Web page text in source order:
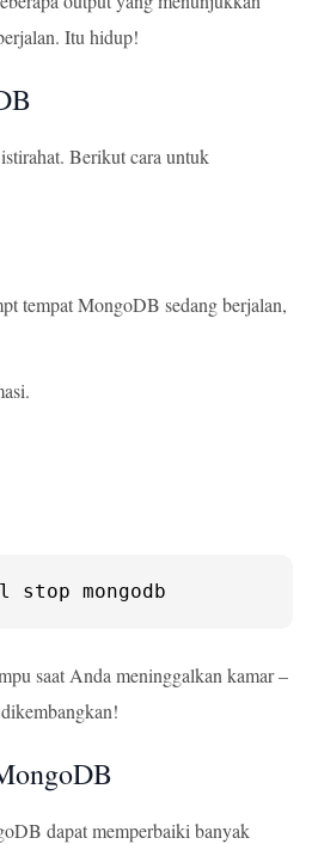
Itu hidup!
Berikut cara untuk
tempat MongoDB sedang berjalan,
stop mongodb
saat Anda meninggalkan kamar –
dapat memperbaiki banyak